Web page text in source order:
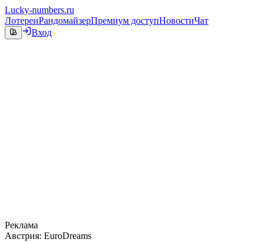
Lucky-numbers.ru
ЛотереиРандомайзерПремиум доступНовостиЧат
Вход
Реклама
Австрия: EuroDreams